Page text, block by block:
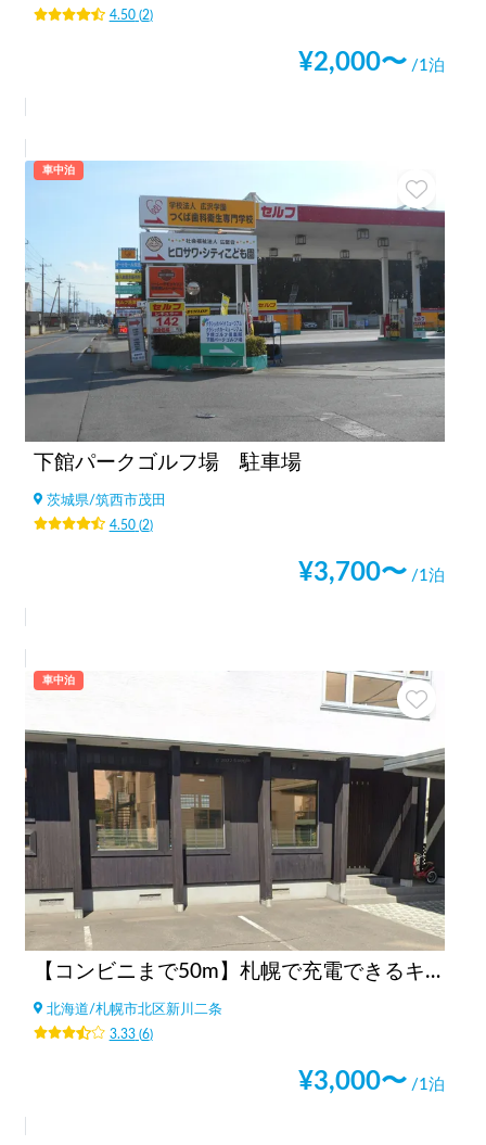
4.50(2)
¥2,000〜 /1泊
車中泊
下館パークゴルフ場 駐車場
茨城県/筑西市茂田
4.50(2)
¥3,700〜 /1泊
車中泊
【コンビニまで50m】札幌で充電できるキャンピングカーで宿泊可能ステーション【別途電源有り・ペット可】
北海道/札幌市北区新川二条
3.33(6)
¥3,000〜 /1泊